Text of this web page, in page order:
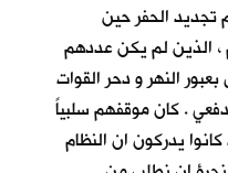
تجديد الحفر حين
، الذين لم يكن عددهم
النهر و دحر القوات
. كان موقفهم سلبياً
يدركون ان النظام